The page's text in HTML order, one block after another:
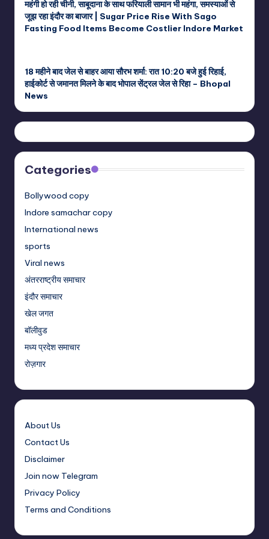
महंगी हो रही चीनी, साबूदाना के साथ फरियाली सामान भी महंगा, समस्याओं से
जूझ रहा इंदौर का बाजार | Sugar Price Rise With Sago
Fasting Food Items Become Costlier Indore Market
18 महीने बाद जेल से बाहर आया सौरभ शर्मा: रात 10:20 बजे हुई रिहाई,
हाईकोर्ट से जमानत मिलने के बाद भोपाल सेंट्रल जेल से रिहा – Bhopal
News
Categories
Bollywood copy
Indore samachar copy
International news
sports
Viral news
अंतरराष्ट्रीय समाचार
इंदौर समाचार
खेल जगत
बॉलीवुड
मध्य प्रदेश समाचार
रोज़गार
About Us
Contact Us
Disclaimer
Join now Telegram
Privacy Policy
Terms and Conditions